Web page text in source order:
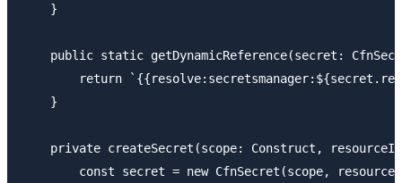
    }
public static getDynamicReference(secret:
return
    }
private createSecret(scope: Construct,
const secret = new CfnSecret(scope,